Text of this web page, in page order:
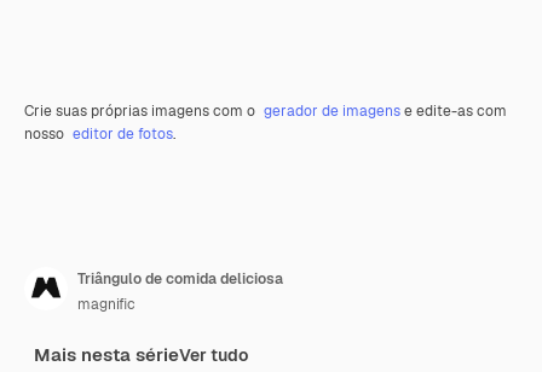
Crie suas próprias imagens com o gerador de imagense edite-as com
nosso editor de fotos.
Triângulo de comida deliciosa
magnific
Mais nesta sérieVer tudo